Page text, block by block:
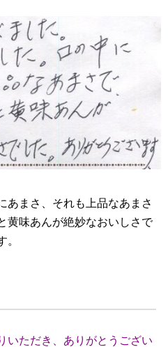
あまさ、それも上品なあまさ
黄味あんが絶妙なおいしさで
。
いただき、ありがとうござい